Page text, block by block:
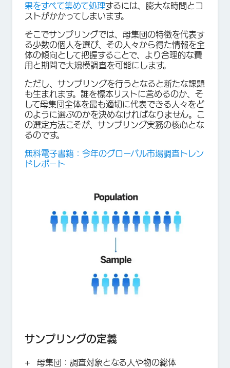
果をすべて集めて処理するには、膨大な時間とコ
ストがかかってしまいます。
そこでサンプリングでは、母集団の特徴を代表す
る少数の個人を選び、その人々から得た情報を全
体の傾向として把握することで、より合理的な費
用と期間で大規模調査を可能にします。
ただし、サンプリングを行うとなると新たな課題
も生まれます。誰を標本リストに含めるのか、そ
して母集団全体を最も適切に代表できる人々をど
のように選ぶのかを決めなければなりません。こ
の選定方法こそが、サンプリング実務の核心とな
るのです。
無料電子書籍：今年のグローバル市場調査トレン
ドレポート
サンプリングの定義
母集団：調査対象となる人や物の総体